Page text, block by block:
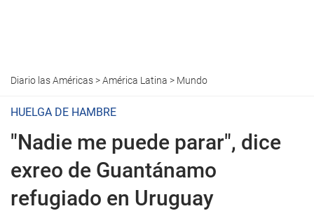
Diario las Américas>América Latina > Mundo
HUELGA DE HAMBRE
"Nadie me puede parar", dice
exreo de Guantánamo
refugiado en Uruguay